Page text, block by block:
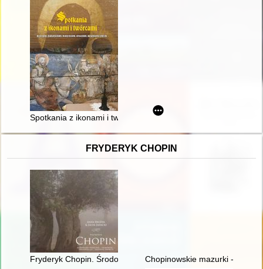
Spotkania z ikonami i twórcami mieleckimi, podkarpackimi,
FRYDERYK CHOPIN
Fryderyk Chopin. Środowisko społeczne, osobowość,
Chopinowskie mazurki - czyli